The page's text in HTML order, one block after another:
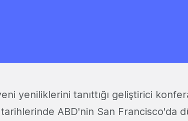
yeniliklerini tanıttığı geliştirici
tarihlerinde ABD'nin San Francisco'da